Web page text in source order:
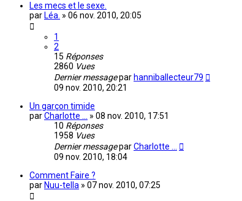
Les mecs et le sexe.
par Léa. » 06 nov. 2010, 20:05
1
2
15 Réponses
2860 Vues
Dernier messagepar hanniballecteur79
09 nov. 2010, 20:21
Un garçon timide
parCharlotte ... » 08 nov. 2010, 17:51
10 Réponses
1958 Vues
Dernier messageparCharlotte ...
09 nov. 2010, 18:04
Comment Faire ?
par Nuu-tella » 07 nov. 2010, 07:25